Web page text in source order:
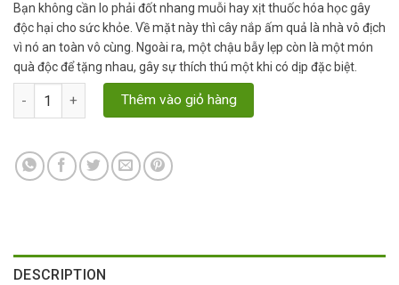
Bạn không cần lo phải đốt nhang muỗi hay xịt thuốc hóa học gây
độc hại cho sức khỏe. Về mặt này thì cây nắp ấm quả là nhà vô địch
vì nó an toàn vô cùng. Ngoài ra, một chậu bẫy lẹp còn là một món
quà độc để tặng nhau, gây sự thích thú một khi có dịp đặc biệt.
Hạt giống cây bẫy kẹp - cây bắt mồi quantity
Thêm vào giỏ hàng
DESCRIPTION